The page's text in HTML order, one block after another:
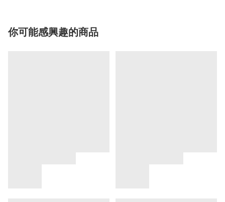
你可能感興趣的商品